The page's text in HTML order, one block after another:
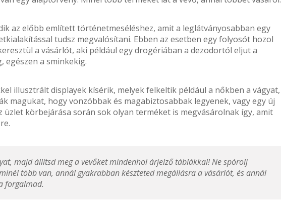
az előbb említett történetmeséléshez, amit a leglátványosabban egy
tudsz megvalósítani. Ebben az esetben egy folyosót hozol
a vásárlót, aki például egy drogériában a dezodortól eljut a
egészen a sminkekig.
illusztrált displayek kísérik, melyek felkeltik például a nőkben a vágyat,
magukat, hogy vonzóbbak és magabiztosabbak legyenek, vagy egy új
üzlet körbejárása során sok olyan terméket is megvásárolnak így, amit
majd állítsd meg a vevőket mindenhol árjelző táblákkal! Ne spórolj
több van, annál gyakrabban készteted megállásra a vásárlót, és annál
forgalmad.